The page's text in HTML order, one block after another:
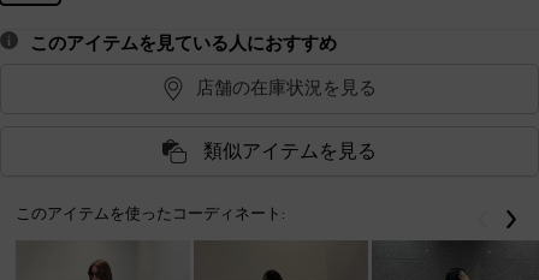
このアイテムを見ている人におすすめ
店舗の在庫状況を見る
類似アイテムを見る
このアイテムを使ったコーディネート: 戻る